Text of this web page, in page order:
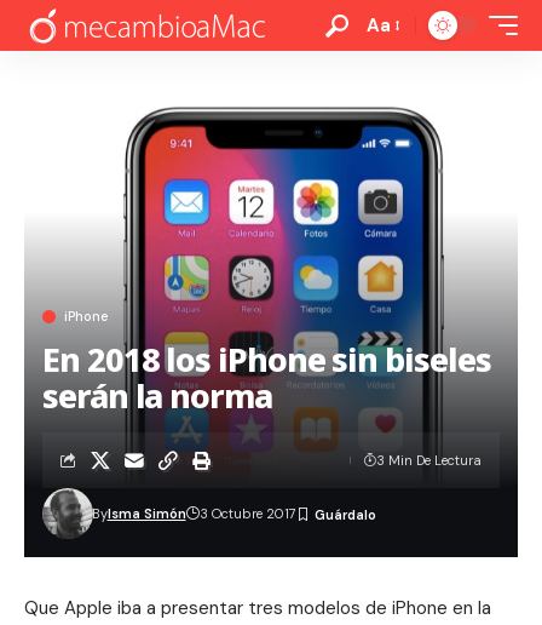
Aa
iPhone
En 2018 los iPhone sin biseles
serán la norma
ByIsma Simón 3 Octubre 2017
3 Min De Lectura
Que Apple iba a presentar tres modelos de iPhone en la